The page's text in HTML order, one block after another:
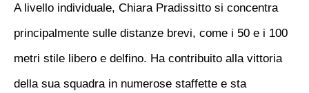
A livello individuale, Chiara Pradissitto si concentra
principalmente sulle distanze brevi, come i 50 e i 100
metri stile libero e delfino. Ha contribuito alla vittoria
della sua squadra in numerose staffette e sta